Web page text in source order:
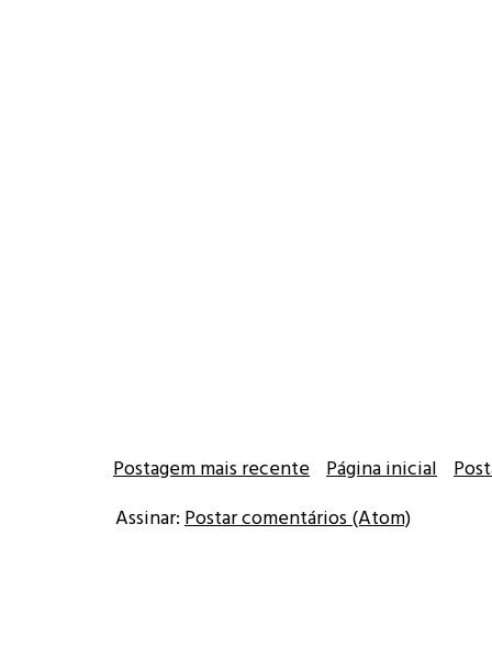
Postagem mais recente Página inicial
Assinar: Postar comentários (Atom)